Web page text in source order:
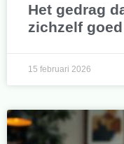
Het gedrag
zichzelf
15 februari 2026